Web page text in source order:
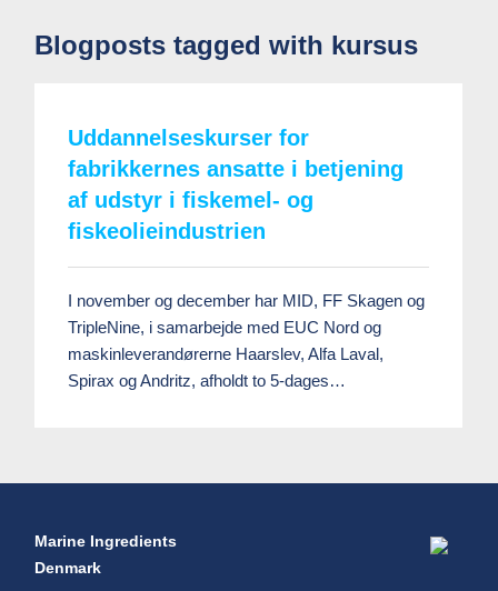
Blogposts tagged with kursus
Uddannelseskurser for
fabrikkernes ansatte i betjening
af udstyr i fiskemel- og
fiskeolieindustrien
I november og december har MID, FF Skagen og
TripleNine, i samarbejde med EUC Nord og
maskinleverandørerne Haarslev, Alfa Laval,
Spirax og Andritz, afholdt to 5-dages…
Marine Ingredients
Denmark